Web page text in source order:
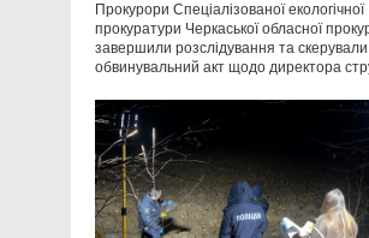
Прокурори Спеціалізованої екологічної
прокуратури Черкаської обласної
завершили розслідування та
обвинувальний акт щодо директора